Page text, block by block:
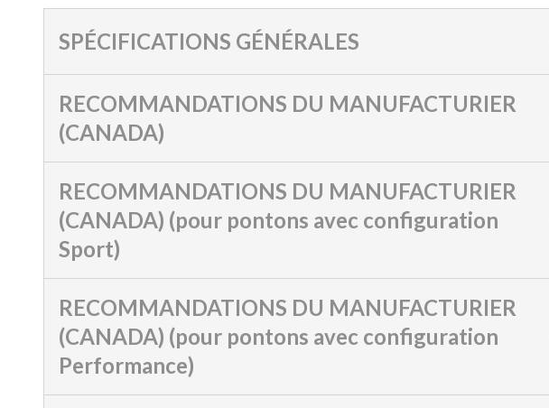
SPÉCIFICATIONS GÉNÉRALES
RECOMMANDATIONS DU MANUFACTURIER
(CANADA)
RECOMMANDATIONS DU MANUFACTURIER
(CANADA) (pour pontons avec configuration
Sport)
RECOMMANDATIONS DU MANUFACTURIER
(CANADA) (pour pontons avec configuration
Performance)